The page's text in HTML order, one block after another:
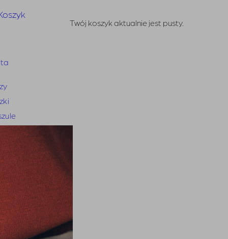
Twój koszyk aktualnie jest pusty.
i kamizelki
i kardigany
i narzutki